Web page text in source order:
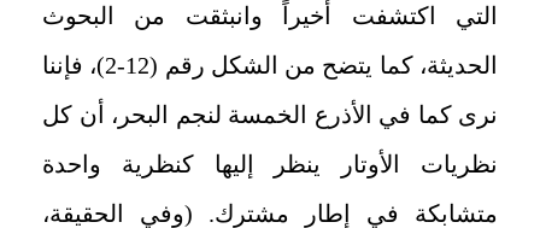
التي اكتشفت أخيراً وانبثقت من البحوث
الحديثة، كما يتضح من الشكل رقم (12-2)، فإننا
نرى كما في الأذرع الخمسة لنجم البحر، أن كل
نظريات الأوتار ينظر إليها كنظرية واحدة
متشابكة في إطار مشترك. (وفي الحقيقة،